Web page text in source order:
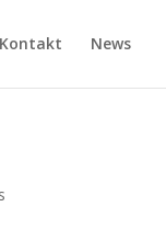
Kontakt News